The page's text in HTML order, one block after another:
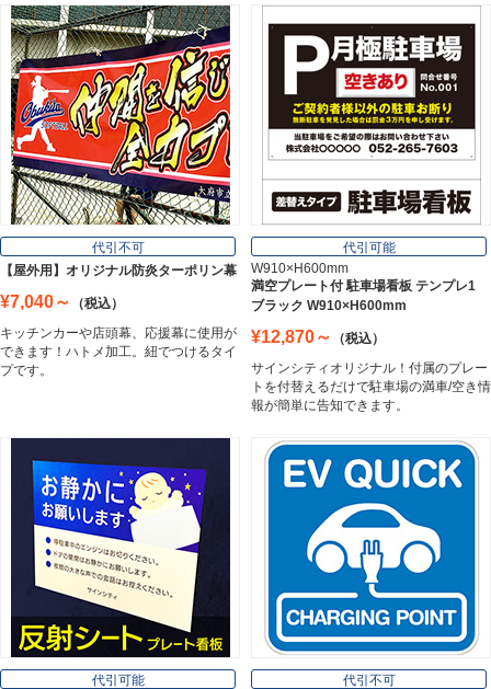
スチレンボード
Styrene Board
板材
Board
フレーム／看板枠
Frame
Magnet Sheet
インクジェットメディア
Inkjet Media
看板照明
Lighting Equipment
代引不可
【屋外用】オリジナル防炎ターポリン幕
¥7,040～
（税込）
キッチンカーや店頭幕、応援幕に使用が
できます！ハトメ加工。紐でつけるタイ
プです。
代引可能
W910×H600mm
満空プレート付 駐車場看板 テンプレ1
ブラック W910×H600mm
¥12,870～
（税込）
サインシティオリジナル！付属のプレー
トを付替えるだけで駐車場の満車/空き情
報が簡単に告知できます。
代引可能
代引不可